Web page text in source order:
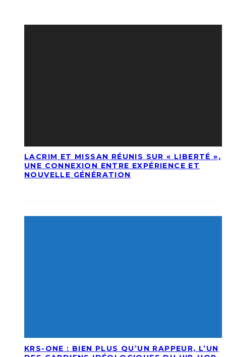
LACRIM ET MISSAN RÉUNIS SUR « LIBERTÉ »,
UNE CONNEXION ENTRE EXPÉRIENCE ET
NOUVELLE GÉNÉRATION
KRS-ONE : BIEN PLUS QU’UN RAPPEUR, L’UN